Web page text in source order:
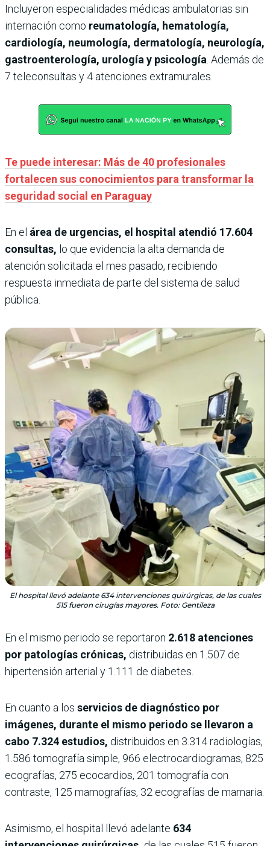
Incluyeron especialidades médicas ambulatorias sin
internación como reumatología, hematología,
cardiología, neumología, dermatología, neurología,
gastroenterología, urología y psicología . Además de
7 teleconsultas y 4 atenciones extramurales.
Te puede interesar: Más de 40 profesionales
fortalecen sus conocimientos para transformar la
seguridad social en Paraguay
En el área de urgencias, el hospital atendió 17.604
consultas, lo que evidencia la alta demanda de
atención solicitada el mes pasado, recibiendo
respuesta inmediata de parte del sistema de salud
pública.
El hospital llevó adelante 634 intervenciones quirúrgicas, de las cuales
515 fueron cirugías mayores. Foto: Gentileza
En el mismo periodo se reportaron 2.618 atenciones
por patologías crónicas, distribuidas en 1.507 de
hipertensión arterial y 1.111 de diabetes.
En cuanto a los servicios de diagnóstico por
imágenes, durante el mismo periodo se llevaron a
cabo 7.324 estudios, distribuidos en 3.314 radiologías,
1.586 tomografía simple, 966 electrocardiogramas, 825
ecografías, 275 ecocardios, 201 tomografía con
contraste, 125 mamografías, 32 ecografías de mamaria.
Asimismo, el hospital llevó adelante 634